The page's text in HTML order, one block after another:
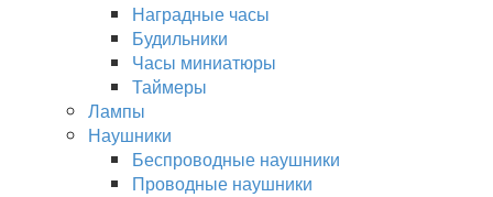
Наградные часы
Будильники
Часы миниатюры
Таймеры
Лампы
Наушники
Беспроводные наушники
Проводные наушники